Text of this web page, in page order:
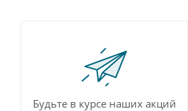
Будьте в курсе наших акций